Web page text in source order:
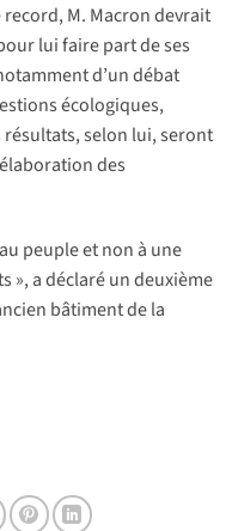
M. Macron devrait
lui faire part de ses
d’un débat
écologiques,
selon lui, seront
des
peuple et non à une
», a déclaré un deuxième
bâtiment de la